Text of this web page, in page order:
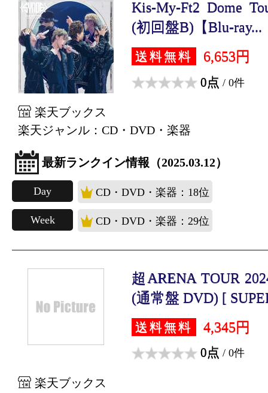
Kis-My-Ft2 Dome
(初回盤B)【Blu-ray...
送料無料 6,653円
0点 / 0件
楽天ブックス
楽天ジャンル：CD・DVD・楽器
最新ランクイン情報（2025.03.12）
Day CD・DVD・楽器：18位
Week CD・DVD・楽器：29位
超ARENA TOUR
(通常盤 DVD) [
送料無料 4,345円
0点 / 0件
楽天ブックス